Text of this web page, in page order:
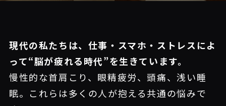
現代の私たちは、仕事・スマホ・ストレスによ
って“脳が疲れる時代”を生きています。
慢性的な首肩こり、眼精疲労、頭痛、浅い睡
眠。これらは多くの人が抱える共通の悩みで